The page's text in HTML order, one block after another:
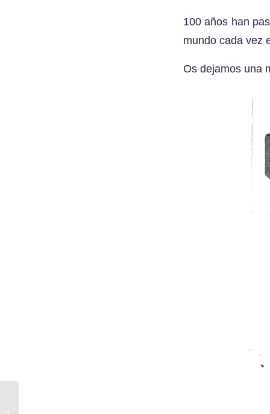
100 años han
mundo cada vez
Os dejamos una